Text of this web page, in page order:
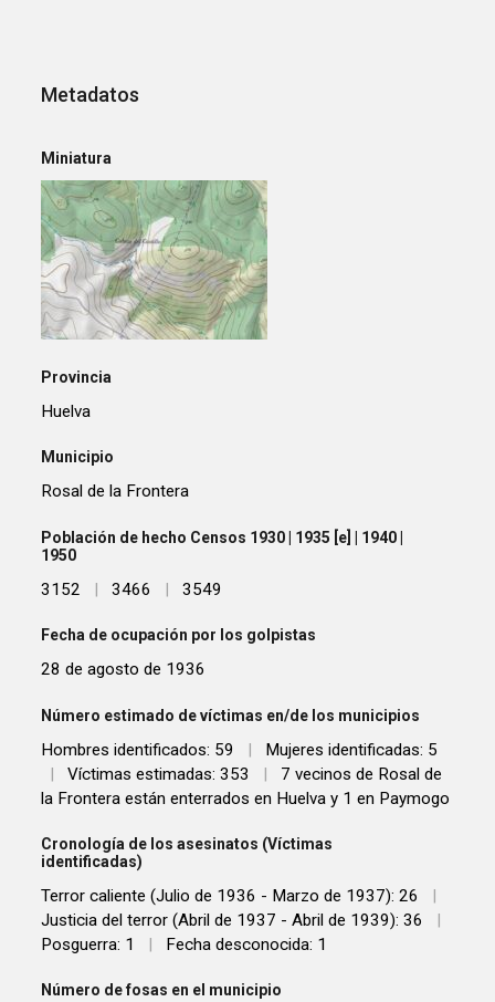
Metadatos
Miniatura
Provincia
Huelva
Municipio
Rosal de la Frontera
Población de hecho Censos 1930 | 1935 [e] | 1940 |
1950
3152 | 3466 | 3549
Fecha de ocupación por los golpistas
28 de agosto de 1936
Número estimado de víctimas en/de los municipios
Hombres identificados: 59 |
Mujeres identificadas: 5
|
Víctimas estimadas: 353 |
7 vecinos de Rosal de
la Frontera están enterrados en Huelva y 1 en Paymogo
Cronología de los asesinatos (Víctimas
identificadas)
Terror caliente (Julio de 1936 - Marzo de 1937): 26
|
Justicia del terror (Abril de 1937 - Abril de 1939): 36
|
Posguerra: 1
| Fecha desconocida: 1
Número de fosas en el municipio